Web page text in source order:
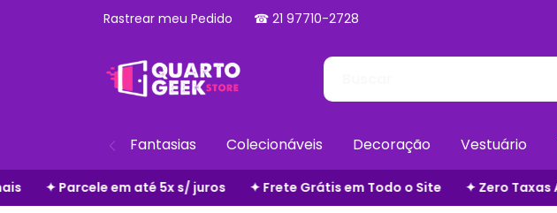
Rastrear meu Pedido ☎ 21 97710-2728
Fantasias Colecionáveis Decoração Vestuário
em até 5x s/ juros ✦ Frete Grátis em Todo o Site ✦ Zero Taxas Adicionais